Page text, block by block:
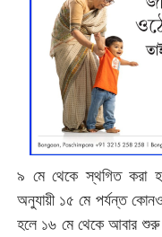
৯ মে থেকে স্থগিত করা
অনুযায়ী ১৫ মে পর্যন্ত
হলে ১৬ মে থেকে আবার